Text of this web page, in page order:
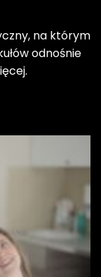
na którym
odnośnie